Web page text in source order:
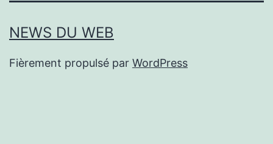
NEWS DU WEB
Fièrement propulsé par WordPress